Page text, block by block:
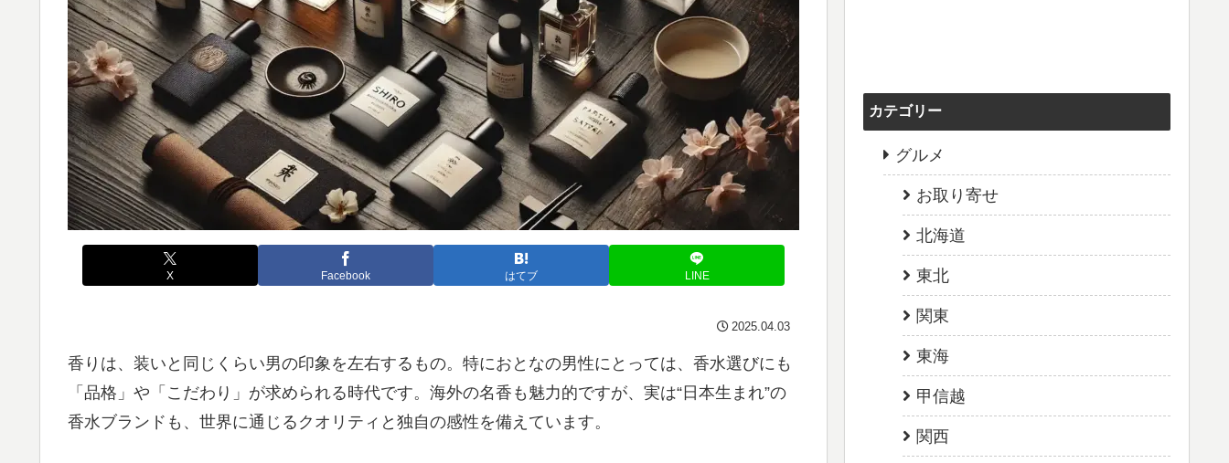
X Facebook はてブ LINE
2025.04.03
香りは、装いと同じくらい男の印象を左右するもの。特におとなの男性にとっては、香水選びにも
「品格」や「こだわり」が求められる時代です。海外の名香も魅力的ですが、実は“日本生まれ”の
香水ブランドも、世界に通じるクオリティと独自の感性を備えています。
カテゴリー
グルメ
お取り寄せ
北海道
東北
関東
東海
甲信越
関西